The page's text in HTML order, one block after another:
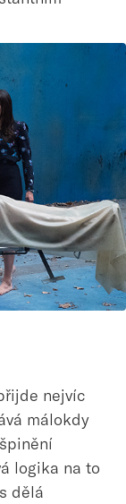
nejvíc
málokdy
logika na to
dělá